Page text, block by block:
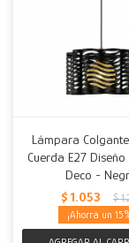
Lámpara
Cuerda E27
Deco -
$ 1.053 $
15